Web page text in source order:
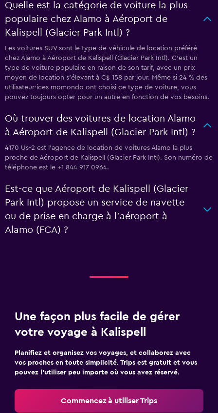
Quelle est la catégorie de voiture la plus
populaire chez Alamo à Aéroport de
Kalispell (Glacier Park Intl) ?
Les voitures SUV sont le type de véhicule de location préféré
chez Alamo à Aéroport de Kalispell (Glacier Park Intl). C'est un
type de voiture populaire en raison de son tarif, avec un prix
moyen de location s'élevant à C$ 158 par jour. Même si 24 % des
utilisateur·ices momondo ont choisi ce type de voiture, vous
pouvez toujours opter pour un autre en fonction de vos besoins.
Où trouver des voitures de location Alamo
à Aéroport de Kalispell (Glacier Park Intl) ?
4170 Us-2 est l'agence de location de voitures Alamo la plus
proche de Aéroport de Kalispell (Glacier Park Intl). Son numéro de
téléphone est le +1 844 917 0964.
Est-ce que Aéroport de Kalispell (Glacier
Park Intl) propose un service de navette
ou de prise en charge à l’aéroport à
Alamo (FCA) ?
Une façon plus facile de gérer
votre voyage à Kalispell
Planifiez et organisez vos voyages, et collaborez avec
vos proches en toute simplicité. Trips est gratuit et vous
pouvez l’utiliser peu importe où vous avez réservé.
Commencez à utiliser Trips